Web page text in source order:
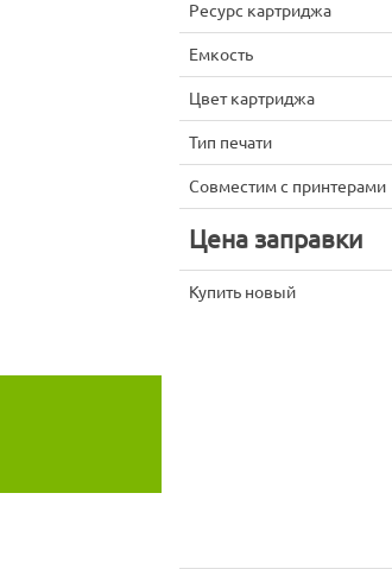
Ресурс картриджа
Емкость
Цвет картриджа
Тип печати
Совместим с принтерами
Цена заправки
Купить новый